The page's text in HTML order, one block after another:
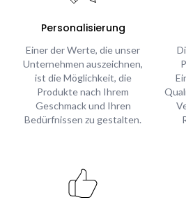
Personalisierung
Einer der Werte, die unser
Unternehmen auszeichnen,
ist die Möglichkeit, die
Produkte nach Ihrem
Geschmack und Ihren
Bedürfnissen zu gestalten.